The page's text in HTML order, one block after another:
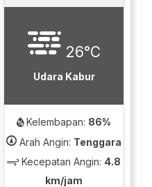
26°C
Udara Kabur
Kelembapan: 86%
Arah Angin: Tenggara
Kecepatan Angin: 4.8
km/jam